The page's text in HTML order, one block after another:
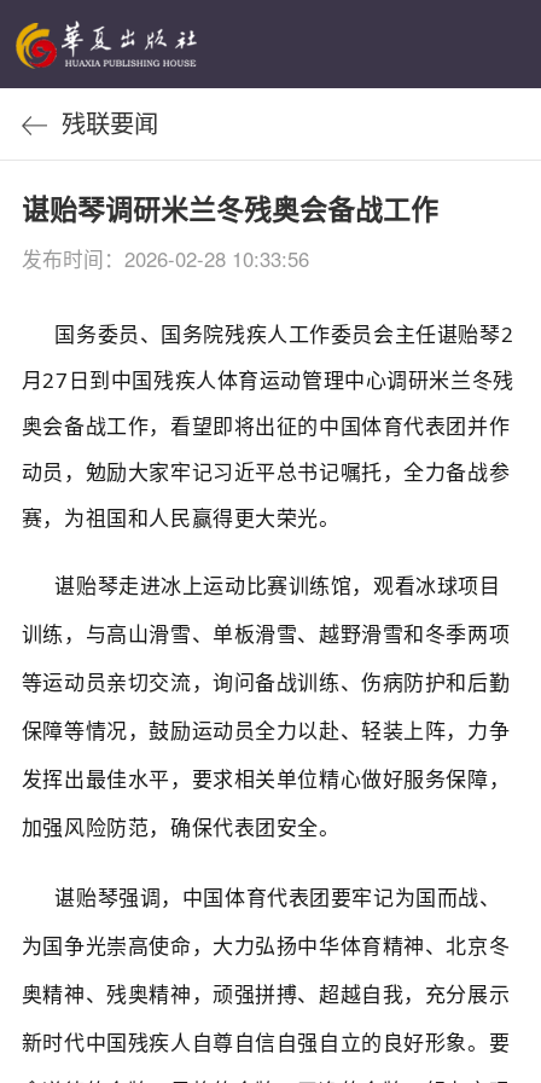
残联要闻
谌贻琴调研米兰冬残奥会备战工作
发布时间：2026-02-28 10:33:56
国务委员、国务院残疾人工作委员会主任谌贻琴2
月27日到中国残疾人体育运动管理中心调研米兰冬残
奥会备战工作，看望即将出征的中国体育代表团并作
动员，勉励大家牢记习近平总书记嘱托，全力备战参
赛，为祖国和人民赢得更大荣光。
谌贻琴走进冰上运动比赛训练馆，观看冰球项目
训练，与高山滑雪、单板滑雪、越野滑雪和冬季两项
等运动员亲切交流，询问备战训练、伤病防护和后勤
保障等情况，鼓励运动员全力以赴、轻装上阵，力争
发挥出最佳水平，要求相关单位精心做好服务保障，
加强风险防范，确保代表团安全。
谌贻琴强调，中国体育代表团要牢记为国而战、
为国争光崇高使命，大力弘扬中华体育精神、北京冬
奥精神、残奥精神，顽强拼搏、超越自我，充分展示
新时代中国残疾人自尊自信自强自立的良好形象。要